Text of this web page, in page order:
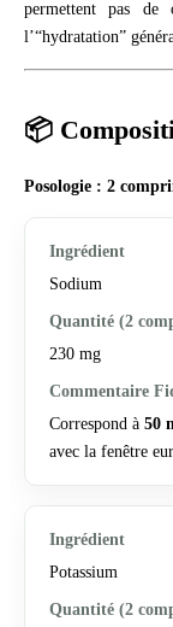
permettent pas de
l’“hydratation”
📦
Posologie : 2
Sodium
230 mg
Correspond à 50
avec la fenêtre
Potassium